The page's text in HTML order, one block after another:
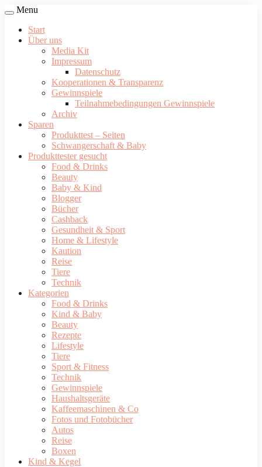
Menu
Start
Über uns
Media Kit
Impressum
Datenschutz
Kooperationen & Transparenz
Gewinnspiele
Teilnahmebedingungen Gewinnspiele
Archiv
Sparen
Produkttest – Seiten
Schwangerschaft & Baby
Produkttester gesucht
Food & Drinks
Beauty
Baby & Kind
Blogger
Bücher
Cashback
Gesundheit & Sport
Home & Lifestyle
Kaution
Reise
Tiere
Technik
Kategorien
Food & Drinks
Kind & Baby
Beauty
Rezepte
Lifestyle
Tiere
Sport & Fitness
Technik
Gewinnspiele
Haushaltsgeräte
Kaffeemaschinen & Co
Fotos und Fotobücher
Autos
Reise
Boxen
Kind & Kegel